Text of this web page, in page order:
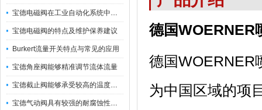
宝德电磁阀在工业自动化系统中的作用
宝德电磁阀的特点及维护保养建议
Burkert流量开关特点与常见的应用
宝德角座阀能够精准调节流体流量
宝德截止阀能够承受较高的温度和压力
宝德气动阀具有较强的耐腐蚀性和抗震性
德国WOERNER
德国WOERNER
为中国区域的项